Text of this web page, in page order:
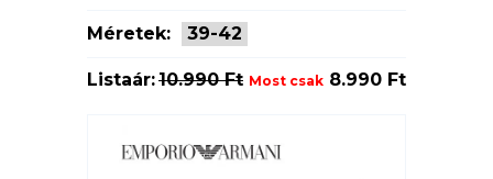
Méretek: 39-42
Listaár:10.990 Ft Most csak 8.990 Ft